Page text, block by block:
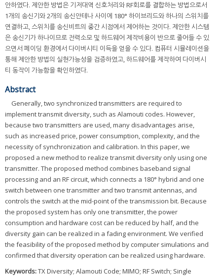
안하였다. 제안한 방법은 기저대역 신호처리와 RF회로를 결합하는 방법으로서
1개의 송신기와 2개의 송신안테나 사이에 180° 하이브리드와 하나의 스위치를
연결하고, 스위치를 송신비트의 중간 시점에서 제어하는 것이다. 제안한 시스템
은 송신기가 하나이므로 전력소모 및 하드웨어 제작비용이 반으로 줄어들 수 있
으면서 페이딩 환경에서 다이버시티 이득을 얻을 수 있다. 컴퓨터 시뮬레이션을
통해 제안한 방법의 실현가능성을 검증하였고, 하드웨어를 제작하여 다이버시
티 동작이 가능함을 확인하였다.
Abstract
Generally, two synchronized transmitters are required to
implement transmit diversity, such as Alamouti codes. However,
because two transmitters are used, many disadvantages arise,
such as increased price, power consumption, complexity, and the
necessity of synchronization and calibration. In this paper, we
proposed a new method to realize transmit diversity only using one
transmitter. The proposed method combines baseband signal
processing and an RF circuit, which connects a 180° hybrid and one
switch between one transmitter and two transmit antennas, and
controls the switch at the mid-point of the transmission bit. Because
the proposed system has only one transmitter, the power
consumption and hardware cost can be reduced by half, and the
diversity gain can be realized in a fading environment. We verified
the feasibility of the proposed method by computer simulations and
confirmed that diversity operation can be realized using hardware.
Keywords:TX Diversity; Alamouti Code; MIMO; RF Switch; Single